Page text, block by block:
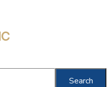
Search